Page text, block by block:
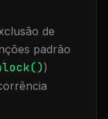
de
padrão
)